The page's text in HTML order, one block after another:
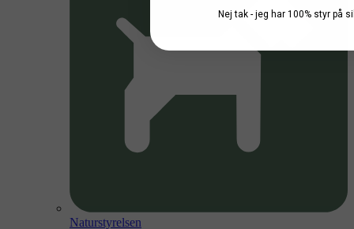
Naturstyrelsen
Nej tak - jeg har 100% styr på